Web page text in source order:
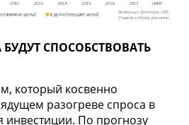
БУДУТ СПОСОБСТВОВАТЬ
который косвенно
разогреве спроса в
инвестиции. По прогнозу